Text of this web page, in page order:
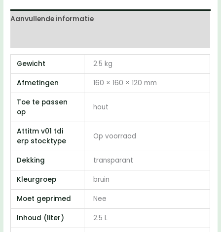
Aanvullende informatie
Gewicht 2.5 kg
Afmetingen 160 × 160 × 120 mm
Toe te passen
op
hout
Attitm v01 tdi
erp stocktype
Op voorraad
Dekking transparant
Kleurgroep bruin
Moet geprimed Nee
Inhoud (liter) 2.5 L